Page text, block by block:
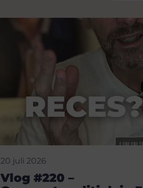
20 juli 2026
Vlog #220 –